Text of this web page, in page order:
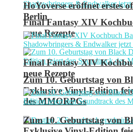
Final Fantasy XIV
neue Rezepte
Zum 10. Geburtstag von
Exklusive Vinyl-Edition
des MMORPGs
HoYoverse eröffnet erstes
Berlin
Final Fantasy XIV
neue Rezepte
Zum 10. Geburtstag von